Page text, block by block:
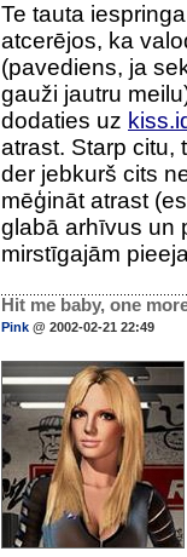
Te tauta
atcerējos, ka
(pavediens, ja
gauži jautru
dodaties uz
atrast. Starp citu,
der jebkurš cits
mēģināt atrast
glabā arhīvus un
mirstīgajām
Hit me baby, one
Pink @ 2002-02-21 22:49